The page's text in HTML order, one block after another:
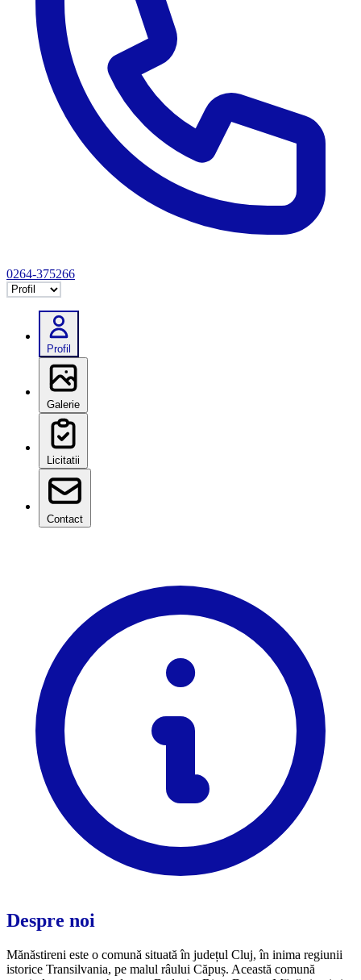
0264-375266
Selectează tab
Profil
Galerie
Licitatii
Contact
Despre noi
Mănăstireni este o comună situată în județul Cluj, în inima regiunii
istorice Transilvania, pe malul râului Căpuș. Această comună